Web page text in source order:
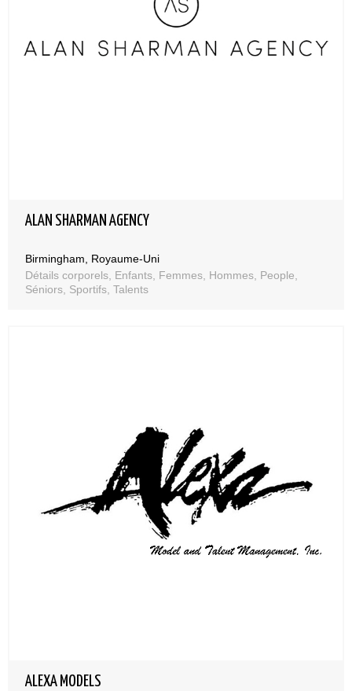
ALAN SHARMAN AGENCY
Birmingham, Royaume-Uni
Détails corporels, Enfants, Femmes, Hommes, People,
Séniors, Sportifs, Talents
ALEXA MODELS